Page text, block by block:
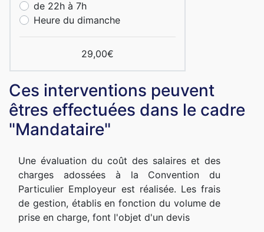
de 22h à 7h
Heure du dimanche
29,00€
Ces interventions peuvent
êtres effectuées dans le cadre
"Mandataire"
Une évaluation du coût des salaires et des
charges adossées à la Convention du
Particulier Employeur est réalisée. Les frais
de gestion, établis en fonction du volume de
prise en charge, font l'objet d'un devis